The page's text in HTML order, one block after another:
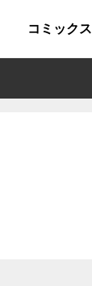
コミックス